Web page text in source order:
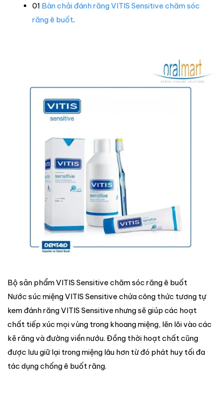
01 Bàn chải đánh răng VITIS Sensitive chăm sóc
răng ê buốt.
Bộ sản phẩm VITIS Sensitive chăm sóc răng ê buốt
Nước súc miệng VITIS Sensitive chứa công thức tương tự
kem đánh răng VITIS Sensitive nhưng sẽ giúp các hoạt
chất tiếp xúc mọi vùng trong khoang miệng, lẽn lõi vào các
kẽ răng và đường viền nướu. Đồng thời hoạt chất cũng
được lưu giữ lại trong miệng lâu hơn từ đó phát huy tối đa
tác dụng chống ê buốt răng.